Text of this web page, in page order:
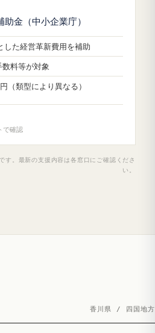
金（中小企業庁）
した経営革新費用を補助
料等が対象
（類型により異なる）
で確認
す。最新の支援内容は各窓口にご確認くださ
い。
香川県 / 四国地方